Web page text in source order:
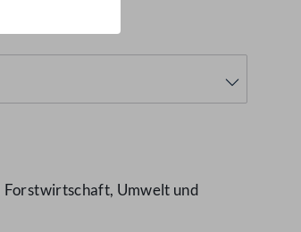
Forstwirtschaft, Umwelt und